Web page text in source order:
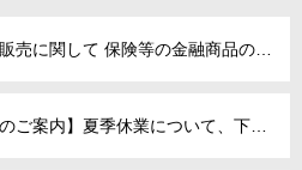
金融商品の販売に関して 保険等の金融商品の販売にあたりましては、保険業法、金融サービスの提供及び利用環境の整備等に関する法律、 消費者契約法その他の関係法令等を遵守し、以下の方針に基づき、お客様の立場に立った販売活動を行います。 １．適切な商品のご案内と分かりやすい説明に努めます。 ◆ お客様の保険に関する知識、ご経験、ご購入目的等に留意し、商品内容やリスク内容等について充分ご理解いただけるように、 適切な説明を心掛けるとともに、お客様のご意向と実情に適した商品のご案内に努めてまいります。 ◆ お客様からの信頼を第一義とし、重要な事項を告げなかったり、不確実な事について断定的な説明をするなど、 お客様のご判断を誤らせるようなご案内は行いません。 ２．商品のご案内は、お客様の立場に立って行います。 ◆ 商品のご案内にあたりましては、お客様にとってご迷惑とならない時間帯・場所・方法により、適切に行うよう努めてまいります。 ３．お客様の満足を追求します。 ◆ お客様のご意見などを商品の販売に反映していくように努めてまいります。 ◆ 万一、保険事故が発生した場合におきましては、保険金のお支払い手続きにあたり、迅速かつ的確に対応するように努めてまいります。 ◆ お客様に対する適切な金融商品の販売を確保するため、関係法令や商品に関する知識の習得に努めてまいります。
【夏季休業のご案内】夏季休業について、下記の通りご案内申し上げます。 夏季休業 8月12日(水)～8月16日(日) 尚、8月17日(月)は午前9時より通常営業いたします。 休業期間中に頂戴いたしましたお問い合わせへのご返信は 8月17日(月)以降とさせていただきます。 お客様にはご不便をお掛けいたしますが、何卒ご了承くださいますようお願い申し上げます。